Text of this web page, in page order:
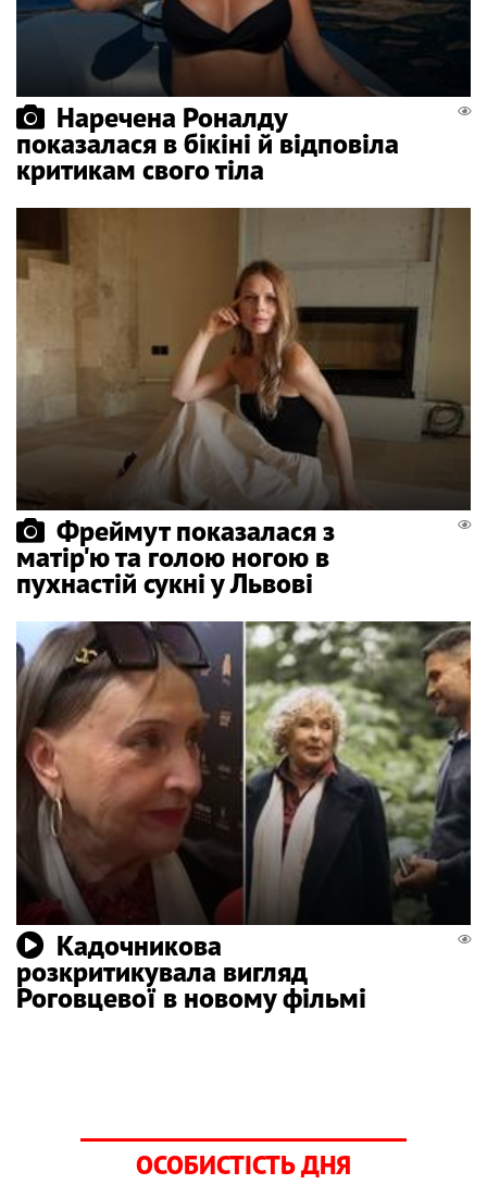
Наречена Роналду
показалася в бікіні й відповіла
критикам свого тіла
Фреймут показалася з
матір'ю та голою ногою в
пухнастій сукні у Львові
Кадочникова
розкритикувала вигляд
Роговцевої в новому фільмі
ОСОБИСТІСТЬ ДНЯ